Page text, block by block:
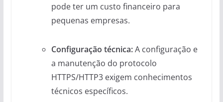
pode ter um custo financeiro para
pequenas empresas.
Configuração técnica:A configuração e
a manutenção do protocolo
HTTPS/HTTP3 exigem conhecimentos
técnicos específicos.